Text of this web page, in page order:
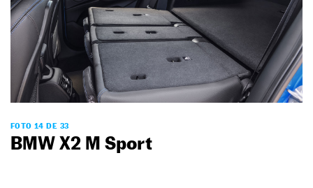
FOTO 14 DE 33
BMW X2 M Sport